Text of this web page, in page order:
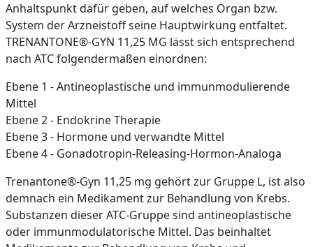
Anhaltspunkt dafür geben, auf welches Organ bzw.
System der Arzneistoff seine Hauptwirkung entfaltet.
TRENANTONE®-GYN 11,25 MG lässt sich entsprechend
nach ATC folgendermaßen einordnen:
Ebene 1 - Antineoplastische und immunmodulierende
Mittel
Ebene 2 - Endokrine Therapie
Ebene 3 - Hormone und verwandte Mittel
Ebene 4 - Gonadotropin-Releasing-Hormon-Analoga
Trenantone®-Gyn 11,25 mg gehört zur Gruppe L, ist also
demnach ein Medikament zur Behandlung von Krebs.
Substanzen dieser ATC-Gruppe sind antineoplastische
oder immunmodulatorische Mittel. Das beinhaltet